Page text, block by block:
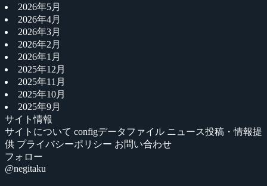
2026年5月
2026年4月
2026年3月
2026年2月
2026年1月
2025年12月
2025年11月
2025年10月
2025年9月
サイト情報
サイトについて configデータファイル ニュース投稿・情報提
供 プライバシーポリシー お問い合わせ
フォロー
@negitaku